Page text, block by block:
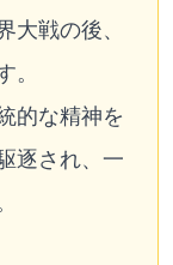
大戦の後、
。
的な精神を
逐され、一